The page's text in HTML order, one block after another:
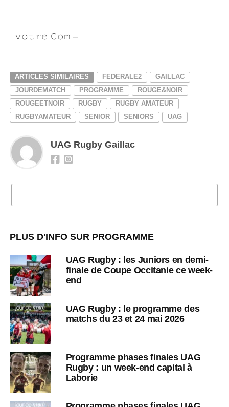
𝚟𝚘𝚝𝚛𝚎 𝙲𝚘𝚖 –
ARTICLES SIMILAIRES FEDERALE2
GAILLAC
JOURDEMATCH
PROGRAMME
ROUGE&NOIR
ROUGEETNOIR
RUGBY
RUGBY AMATEUR
RUGBYAMATEUR
SENIOR SENIORS UAG
UAG Rugby Gaillac
PLUS D'INFO SUR PROGRAMME
UAG Rugby : les Juniors en demi-
finale de Coupe Occitanie ce week-
end
UAG Rugby : le programme des
matchs du 23 et 24 mai 2026
Programme phases finales UAG
Rugby : un week-end capital à
Laborie